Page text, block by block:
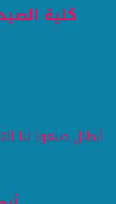
كلية